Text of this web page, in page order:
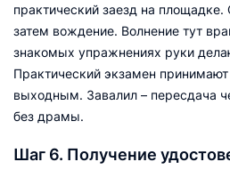
практический заезд на
затем вождение. Волнение тут
знакомых упражнениях руки
Практический экзамен
выходным. Завалил – пересдача
без драмы.
Шаг 6. Получение